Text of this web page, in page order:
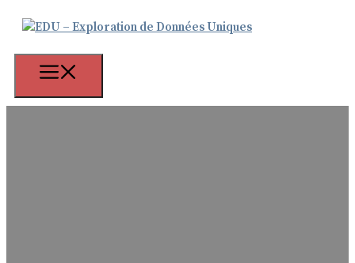
Aller
contenu